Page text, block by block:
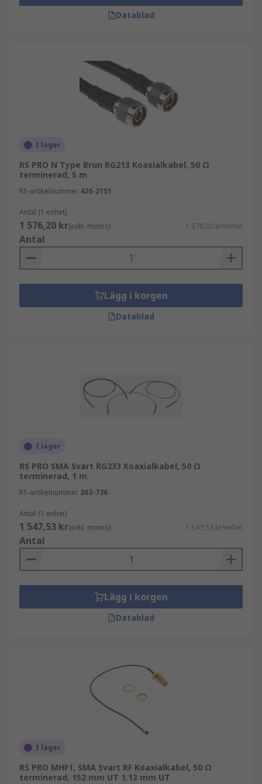
Datablad
I lager
RS PRO N Type Brun RG213 Koaxialkabel, 50 Ω
terminerad, 5 m
RS-artikelnummer 426-2151
Antal (1 enhet)
1 576,20 kr(exkl. moms) 1 576,20 kr/enhet
Antal
Lägg i korgen
Datablad
I lager
RS PRO SMA Svart RG233 Koaxialkabel, 50 Ω
terminerad, 1 m
RS-artikelnummer 363-736
Antal (1 enhet)
1 547,53 kr(exkl. moms) 1 547,53 kr/enhet
Antal
Lägg i korgen
Datablad
I lager
RS PRO MHF1, SMA Svart RF Koaxialkabel, 50 Ω
terminerad, 152 mm UT 1.13 mm UT